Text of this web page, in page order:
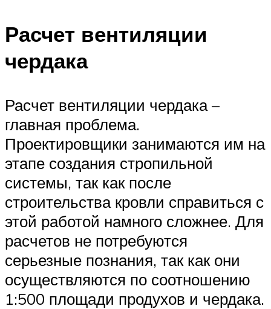
Расчет вентиляции
чердака
Расчет вентиляции чердака –
главная проблема.
Проектировщики занимаются им на
этапе создания стропильной
системы, так как после
строительства кровли справиться с
этой работой намного сложнее. Для
расчетов не потребуются
серьезные познания, так как они
осуществляются по соотношению
1:500 площади продухов и чердака.